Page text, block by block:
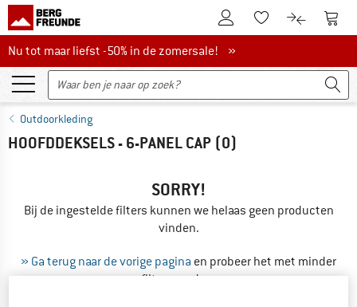
De klantenaccount
Naar deNaar de
Nu tot maar liefst -50% in de zomersale!
Nu tot maar liefst -50% in de zomersale! »
Outdoorkleding
HOOFDDEKSELS - 6-PANEL CAP (0)
SORRY!
Bij de ingestelde filters kunnen we helaas geen producten
vinden.
» Ga terug naar de vorige pagina en probeer het met minder
filterwaarden.